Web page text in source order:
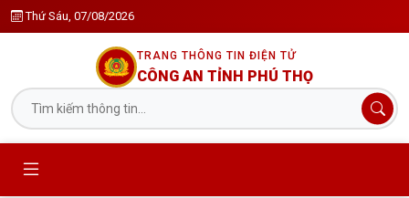
Thứ Sáu, 07/08/2026
TRANG THÔNG TIN ĐIỆN TỬ
CÔNG AN TỈNH PHÚ THỌ